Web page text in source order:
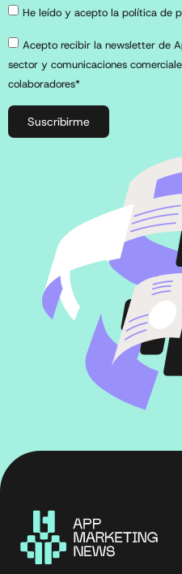
He leído y acepto la política de
Acepto recibir la newsletter de
sector y comunicaciones
colaboradores*
Suscribirme